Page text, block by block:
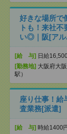
好きな場所で
トも！来社
い◎｜阪[アル
[給 与] 日給
[勤務地] 大阪府大
駅）
座り仕事！給
査業務[派遣]
[給 与] 時給1400